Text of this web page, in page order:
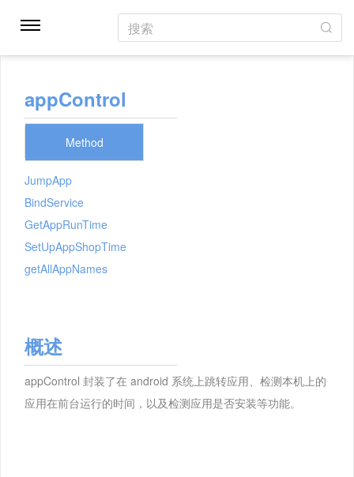
搜索
appControl
Method
JumpApp
BindService
GetAppRunTime
SetUpAppShopTime
getAllAppNames
概述
appControl 封装了在 android 系统上跳转应用、检测本机上的
应用在前台运行的时间，以及检测应用是否安装等功能。